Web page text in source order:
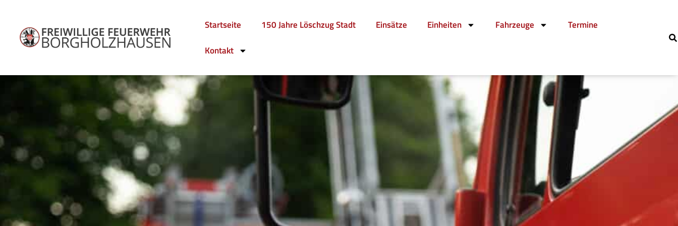
Startseite 150 Jahre Löschzug Stadt Einsätze Einheiten Fahrzeuge
Termine
Kontakt